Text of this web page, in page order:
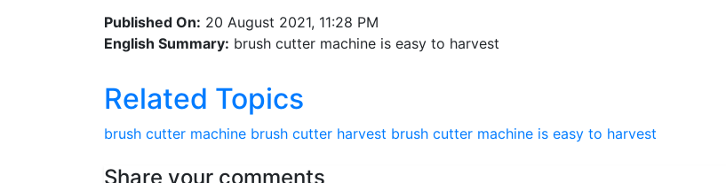
English Summary:brush cutter machine is easy to harvest
brush cutter machine brush cutter